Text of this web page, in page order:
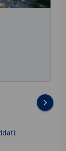
keyboard_arrow_right